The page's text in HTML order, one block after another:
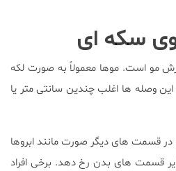
سکه ای
مو است. موها معمولاً به صورت لکه
وصله ها اغلب چندین سانتی متر یا
قسمت های دیگر صورت مانند ابروها
قسمت های بدن رخ دهد. برخی افراد